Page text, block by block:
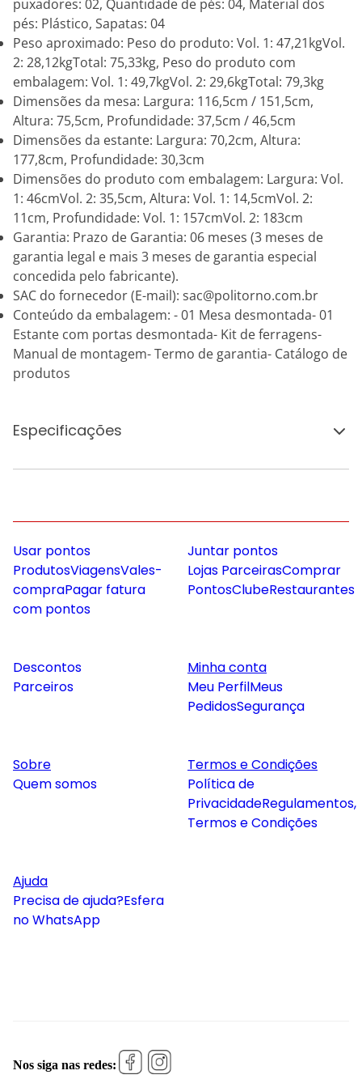
puxadores: 02, Quantidade de pés: 04, Material dos
pés: Plástico, Sapatas: 04
Peso aproximado: Peso do produto: Vol. 1: 47,21kgVol.
2: 28,12kgTotal: 75,33kg, Peso do produto com
embalagem: Vol. 1: 49,7kgVol. 2: 29,6kgTotal: 79,3kg
Dimensões da mesa: Largura: 116,5cm / 151,5cm,
Altura: 75,5cm, Profundidade: 37,5cm / 46,5cm
Dimensões da estante: Largura: 70,2cm, Altura:
177,8cm, Profundidade: 30,3cm
Dimensões do produto com embalagem: Largura: Vol.
1: 46cmVol. 2: 35,5cm, Altura: Vol. 1: 14,5cmVol. 2:
11cm, Profundidade: Vol. 1: 157cmVol. 2: 183cm
Garantia: Prazo de Garantia: 06 meses (3 meses de
garantia legal e mais 3 meses de garantia especial
concedida pelo fabricante).
SAC do fornecedor (E-mail): sac@politorno.com.br
Conteúdo da embalagem: - 01 Mesa desmontada- 01
Estante com portas desmontada- Kit de ferragens-
Manual de montagem- Termo de garantia- Catálogo de
produtos
Especificações
Usar pontos
ProdutosViagensVales-
compraPagar fatura
com pontos
Juntar pontos
Lojas ParceirasComprar
PontosClubeRestaurantes
Descontos
Parceiros
Minha conta
Meu PerfilMeus
PedidosSegurança
Sobre
Quem somos
Termos e Condições
Política de
PrivacidadeRegulamentos,
Termos e Condições
Ajuda
Precisa de ajuda?Esfera
no WhatsApp
Nos siga nas redes: